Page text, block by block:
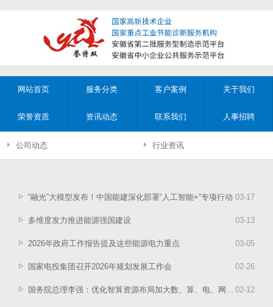
网站首页 服务分类 客户案例 关于我们
荣誉资质 资讯动态 联系我们 人事招聘
公司动态 行业资讯
03-17
“融光”大模型发布！中国能建深化部署“人工智能+”专项行动
03-13
多维度发力推进能源强国建设
03-05
2026年政府工作报告提及这些能源电力重点
02-26
国家电投集团召开2026年规划发展工作会
02-12
国务院总理李强：优化智算资源布局加大数、算、电、网等资源协同